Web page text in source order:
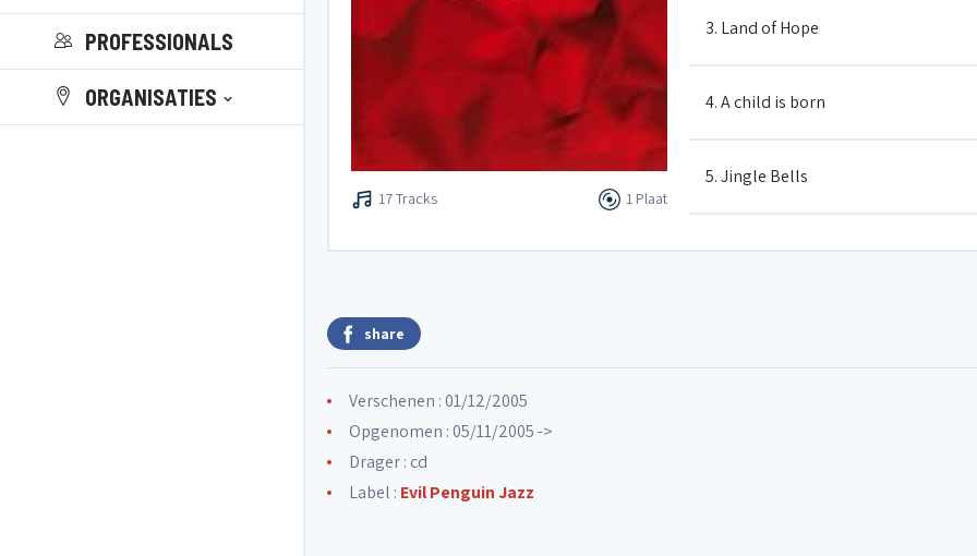
PROFESSIONALS
ORGANISATIES
17 Tracks 1 Plaat
3. Land of Hope
4. A child is born
5. Jingle Bells
6. Sad Waltz
share
Verschenen : 01/12/2005
Opgenomen : 05/11/2005 ->
Drager : cd
Label : Evil Penguin Jazz